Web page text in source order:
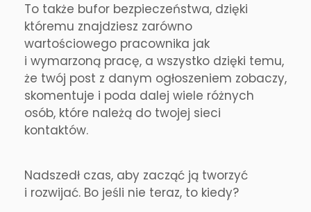
To także bufor bezpieczeństwa, dzięki
któremu znajdziesz zarówno
wartościowego pracownika jak
i wymarzoną pracę, a wszystko dzięki temu,
że twój post z danym ogłoszeniem zobaczy,
skomentuje i poda dalej wiele różnych
osób, które należą do twojej sieci
kontaktów.
Nadszedł czas, aby zacząć ją tworzyć
i rozwijać. Bo jeśli nie teraz, to kiedy?